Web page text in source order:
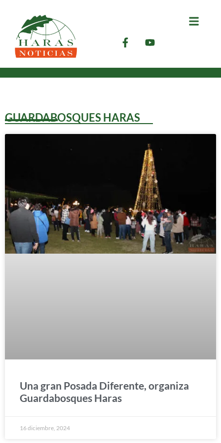
GUARDABOSQUES HARAS
Una gran Posada Diferente, organiza
Guardabosques Haras
16 diciembre, 2024